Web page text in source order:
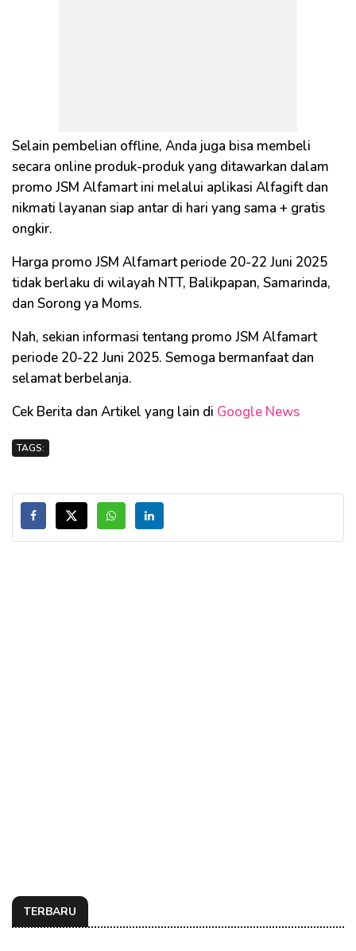
Selain pembelian offline, Anda juga bisa membeli
secara online produk-produk yang ditawarkan dalam
promo JSM Alfamart ini melalui aplikasi Alfagift dan
nikmati layanan siap antar di hari yang sama + gratis
ongkir.
Harga promo JSM Alfamart periode 20-22 Juni 2025
tidak berlaku di wilayah NTT, Balikpapan, Samarinda,
dan Sorong ya Moms.
Nah, sekian informasi tentang promo JSM Alfamart
periode 20-22 Juni 2025. Semoga bermanfaat dan
selamat berbelanja.
Cek Berita dan Artikel yang lain di Google News
TAGS:
TERBARU